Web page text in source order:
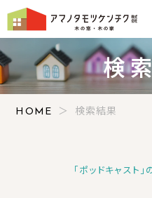
検
HOME 検索結果
「ポッドキャスト